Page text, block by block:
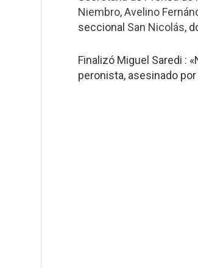
Niembro,Avelino
seccional San Nicolás,
Finalizó Miguel Saredi :
peronista, asesinado